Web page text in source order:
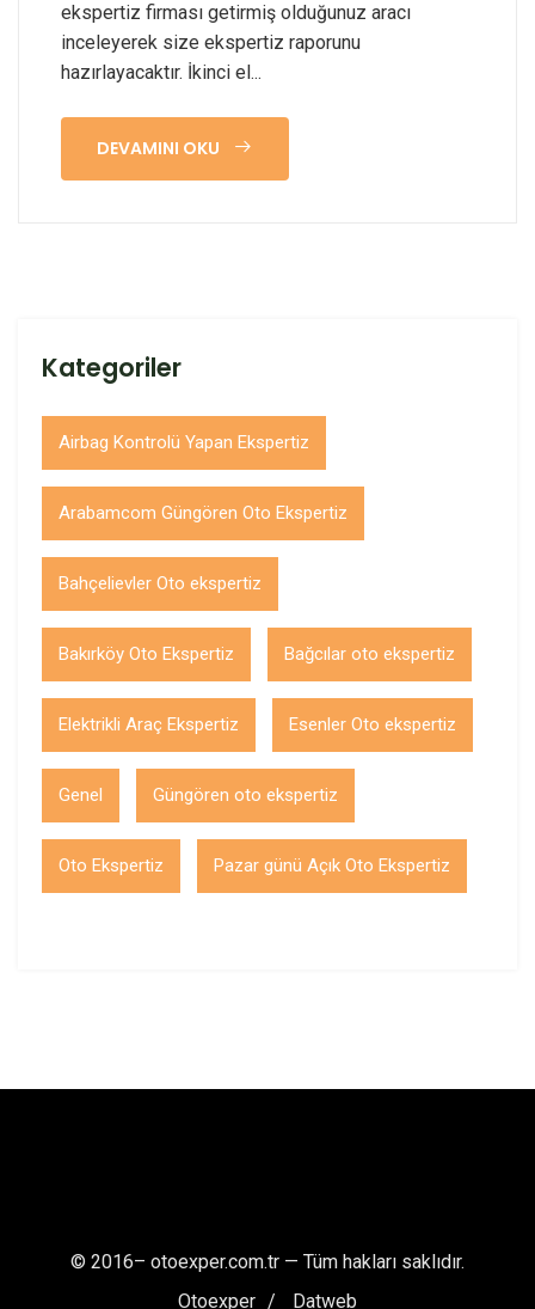
ekspertiz firması getirmiş olduğunuz aracı
inceleyerek size ekspertiz raporunu
hazırlayacaktır. İkinci el...
DEVAMINI OKU
Kategoriler
Airbag Kontrolü Yapan Ekspertiz
Arabamcom Güngören Oto Ekspertiz
Bahçelievler Oto ekspertiz
Bakırköy Oto Ekspertiz Bağcılar oto ekspertiz
Elektrikli Araç Ekspertiz Esenler Oto ekspertiz
Genel Güngören oto ekspertiz
Oto Ekspertiz Pazar günü Açık Oto Ekspertiz
© 2016– otoexper.com.tr — Tüm hakları saklıdır.
Otoexper
Datweb